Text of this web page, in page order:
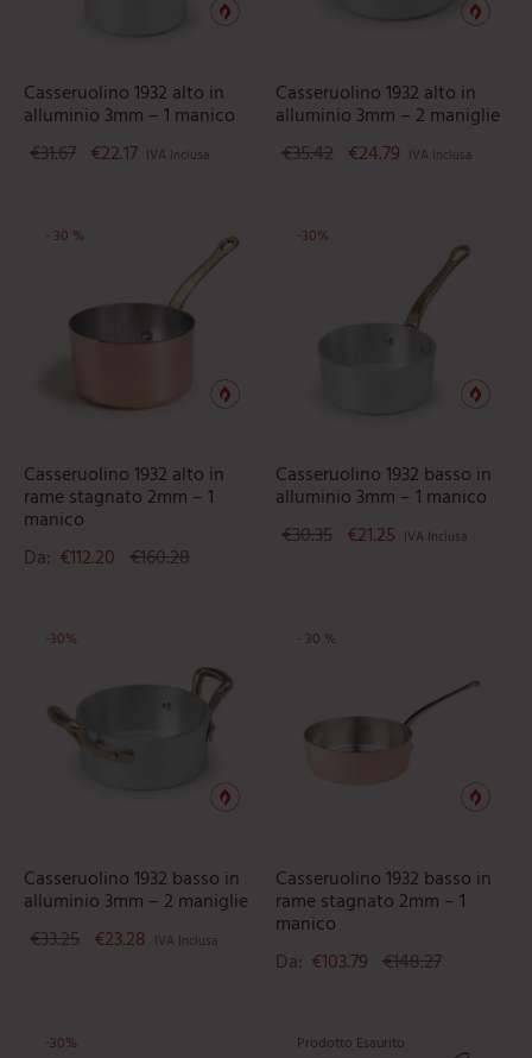
Casseruolino 1932 alto in
alluminio 3mm – 1 manico
€31.67 Il prezzo originale era: €31.67.
€22.17 Il prezzo attuale è: €22.17.
IVA Inclusa
Casseruolino 1932 alto in
alluminio 3mm – 2 maniglie
€35.42 Il prezzo originale era:
€24.79 Il prezzo
IVA Inclusa
- 30 % Questo prodotto ha più varianti.
Casseruolino 1932 alto in
rame stagnato 2mm – 1
manico
Da: €112.20 €160.28
-30%
Casseruolino 1932 basso in
alluminio 3mm – 1 manico
€30.35 Il prezzo originale era:
€21.25 Il prezzo attuale
IVA Inclusa
-30%
Casseruolino 1932 basso in
alluminio 3mm – 2 maniglie
€33.25 Il prezzo originale era: €33.25.
€23.28 Il prezzo attuale è: €23.28.
IVA Inclusa
- 30 %
Casseruolino 1932 basso in
rame stagnato 2mm – 1
manico
Da: €103.79 €148.27
-30% Prodotto Esaurito